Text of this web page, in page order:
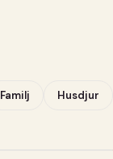
Familj Husdjur